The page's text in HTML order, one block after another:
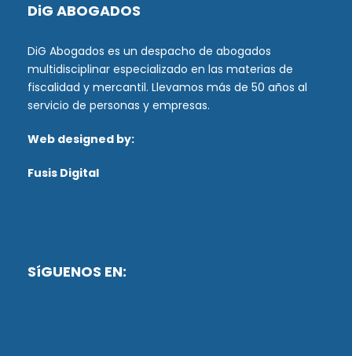
DiG ABOGADOS
DiG Abogados es un despacho de abogados
multidisciplinar especializado en las materias de
fiscalidad y mercantil. Llevamos más de 50 años al
servicio de personas y empresas.
Web designed by:
Fusis Digital
SíGUENOS EN: